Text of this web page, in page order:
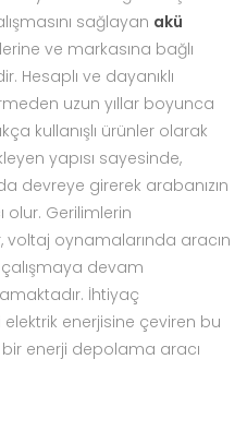
sağlayan akü
ve markasına bağlı
Hesaplı ve dayanıklı
uzun yıllar boyunca
kullanışlı ürünler olarak
yapısı sayesinde,
devreye girerek arabanızın
olur. Gerilimlerin
voltaj oynamalarında aracın
devam
İhtiyaç
enerjisine çeviren bu
bir enerji depolama aracı